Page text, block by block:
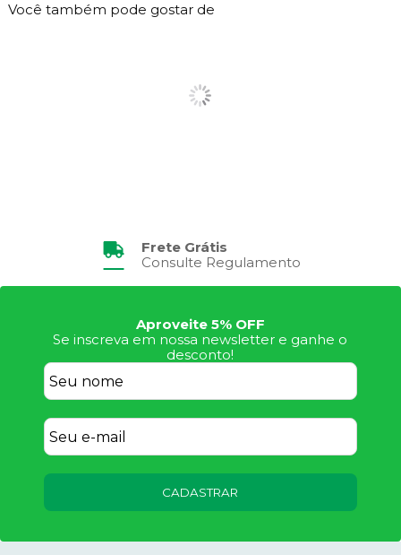
Você também pode gostar de
Frete Grátis
Consulte Regulamento
Aproveite 5% OFF
Se inscreva em nossa newsletter e ganhe o
desconto!
CADASTRAR